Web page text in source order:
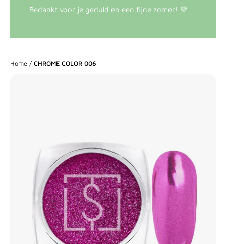
Bedankt voor je geduld en een fijne zomer! 💚
Home / CHROME COLOR 006